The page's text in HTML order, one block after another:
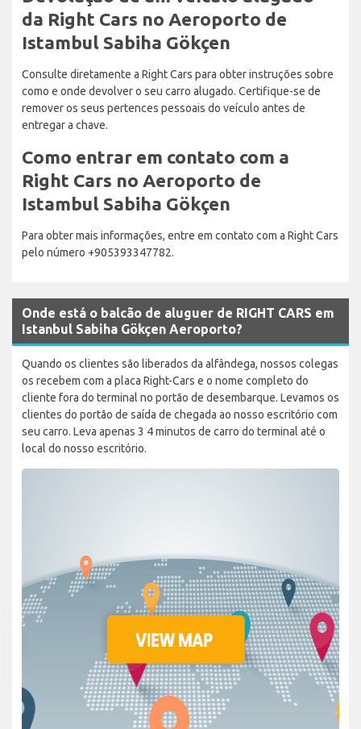
da Right Cars no Aeroporto de
Istambul Sabiha Gökçen
Consulte diretamente a Right Cars para obter instruções sobre
como e onde devolver o seu carro alugado. Certifique-se de
remover os seus pertences pessoais do veículo antes de
entregar a chave.
Como entrar em contato com a
Right Cars no Aeroporto de
Istambul Sabiha Gökçen
Para obter mais informações, entre em contato com a Right Cars
pelo número +905393347782.
Onde está o balcão de aluguer de RIGHT CARS em
Istanbul Sabiha Gökçen Aeroporto?
Quando os clientes são liberados da alfândega, nossos colegas
os recebem com a placa Right-Cars e o nome completo do
cliente fora do terminal no portão de desembarque. Levamos os
clientes do portão de saída de chegada ao nosso escritório com
seu carro. Leva apenas 3 4 minutos de carro do terminal até o
local do nosso escritório.